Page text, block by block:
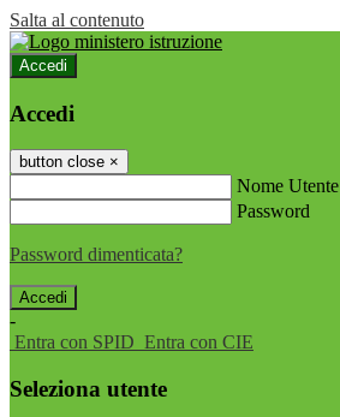
Salta al contenuto
Accedi
Accedi
button close ×
Nome Utente
Password
Password dimenticata?
-
Entra con SPID Entra con CIE
Seleziona utente